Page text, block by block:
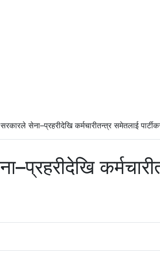
सरकारले सेना–प्रहरीदेखि कर्मचारीतन्त्र समेतलाई